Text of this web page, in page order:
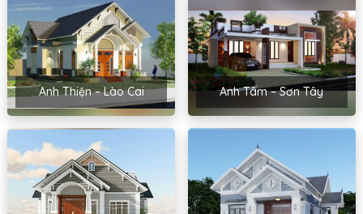
Anh Thiện – Lào Cai Anh Tâm – Sơn Tây